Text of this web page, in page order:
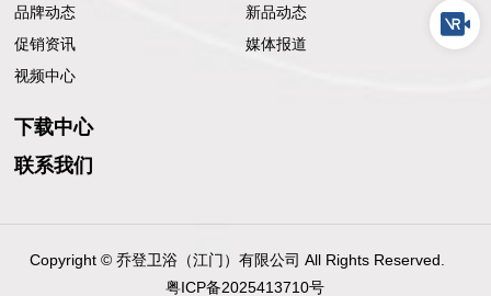
品牌动态
新品动态
促销资讯
媒体报道
视频中心
下载中心
联系我们
Copyright © 乔登卫浴（江门）有限公司 All Rights Reserved.
粤ICP备2025413710号